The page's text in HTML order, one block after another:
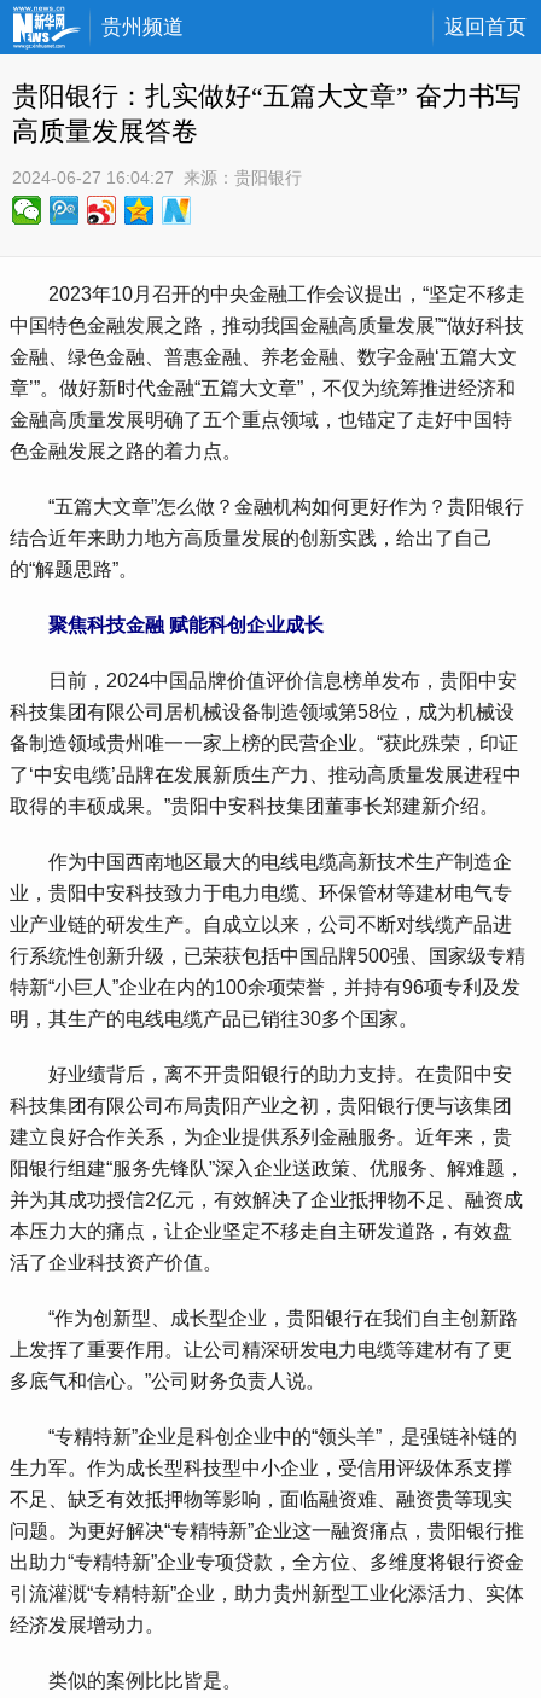
贵州频道 返回首页
贵阳银行：扎实做好“五篇大文章” 奋力书写
高质量发展答卷
2024-06-27 16:04:27 来源： 贵阳银行
2023年10月召开的中央金融工作会议提出，“坚定不移走
中国特色金融发展之路，推动我国金融高质量发展”“做好科技
金融、绿色金融、普惠金融、养老金融、数字金融‘五篇大文
章’”。做好新时代金融“五篇大文章”，不仅为统筹推进经济和
金融高质量发展明确了五个重点领域，也锚定了走好中国特
色金融发展之路的着力点。
“五篇大文章”怎么做？金融机构如何更好作为？贵阳银行
结合近年来助力地方高质量发展的创新实践，给出了自己
的“解题思路”。
聚焦科技金融 赋能科创企业成长
日前，2024中国品牌价值评价信息榜单发布，贵阳中安
科技集团有限公司居机械设备制造领域第58位，成为机械设
备制造领域贵州唯一一家上榜的民营企业。“获此殊荣，印证
了‘中安电缆’品牌在发展新质生产力、推动高质量发展进程中
取得的丰硕成果。”贵阳中安科技集团董事长郑建新介绍。
作为中国西南地区最大的电线电缆高新技术生产制造企
业，贵阳中安科技致力于电力电缆、环保管材等建材电气专
业产业链的研发生产。自成立以来，公司不断对线缆产品进
行系统性创新升级，已荣获包括中国品牌500强、国家级专精
特新“小巨人”企业在内的100余项荣誉，并持有96项专利及发
明，其生产的电线电缆产品已销往30多个国家。
好业绩背后，离不开贵阳银行的助力支持。在贵阳中安
科技集团有限公司布局贵阳产业之初，贵阳银行便与该集团
建立良好合作关系，为企业提供系列金融服务。近年来，贵
阳银行组建“服务先锋队”深入企业送政策、优服务、解难题，
并为其成功授信2亿元，有效解决了企业抵押物不足、融资成
本压力大的痛点，让企业坚定不移走自主研发道路，有效盘
活了企业科技资产价值。
“作为创新型、成长型企业，贵阳银行在我们自主创新路
上发挥了重要作用。让公司精深研发电力电缆等建材有了更
多底气和信心。”公司财务负责人说。
“专精特新”企业是科创企业中的“领头羊”，是强链补链的
生力军。作为成长型科技型中小企业，受信用评级体系支撑
不足、缺乏有效抵押物等影响，面临融资难、融资贵等现实
问题。为更好解决“专精特新”企业这一融资痛点，贵阳银行推
出助力“专精特新”企业专项贷款，全方位、多维度将银行资金
引流灌溉“专精特新”企业，助力贵州新型工业化添活力、实体
经济发展增动力。
类似的案例比比皆是。